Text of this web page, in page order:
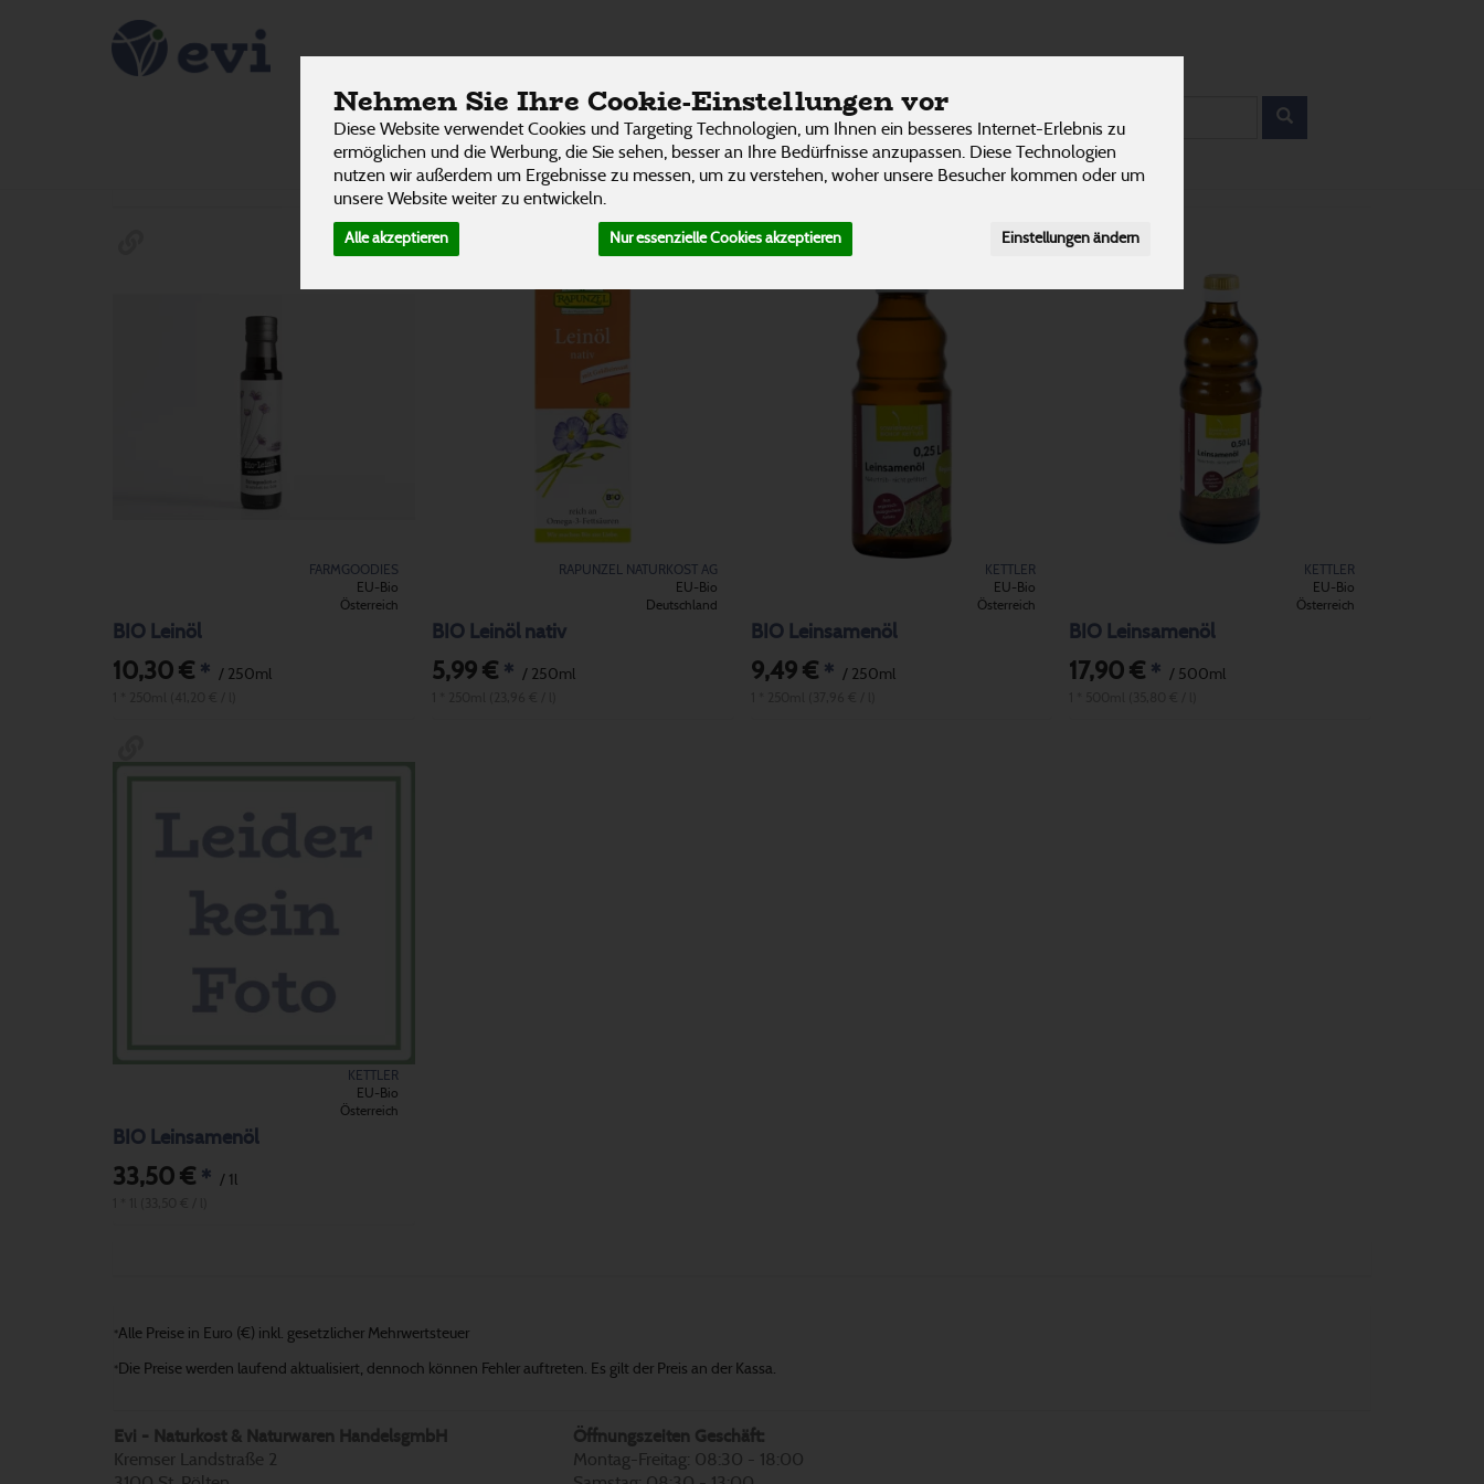
Nehmen Sie Ihre Cookie-Einstellungen vor
Diese Website verwendet Cookies und Targeting Technologien, um Ihnen ein besseres Internet-Erlebnis zu
ermöglichen und die Werbung, die Sie sehen, besser an Ihre Bedürfnisse anzupassen. Diese Technologien
nutzen wir außerdem um Ergebnisse zu messen, um zu verstehen, woher unsere Besucher kommen oder um
unsere Website weiter zu entwickeln.
Alle akzeptieren Nur essenzielle Cookies akzeptieren Einstellungen ändern
Leinsamenöle 5 von 3242
Allergene
FARMGOODIES
EU-Bio
Österreich
BIO Leinöl
10,30 € * / 250ml
RAPUNZEL NATURKOST AG
EU-Bio
Deutschland
BIO Leinöl nativ
5,99 €* / 250ml
KETTLER
EU-Bio
Österreich
BIO Leinsamenöl
9,49 €* / 250ml
KETTLER
EU-Bio
Österreich
BIO Leinsamenöl
17,90 € * / 500ml
KETTLER
EU-Bio
Österreich
BIO Leinsamenöl
33,50 € * / 1l
*Alle Preise in Euro (€) inkl. gesetzlicher Mehrwertsteuer
* Die Preise werden laufend aktualisiert, dennoch können Fehler auftreten. Es gilt der Preis an der Kassa.
Evi - Naturkost & Naturwaren HandelsgmbH
Kremser Landstraße 2
Öffnungszeiten Geschäft:
Montag-Freitag: 08:30 - 18:00